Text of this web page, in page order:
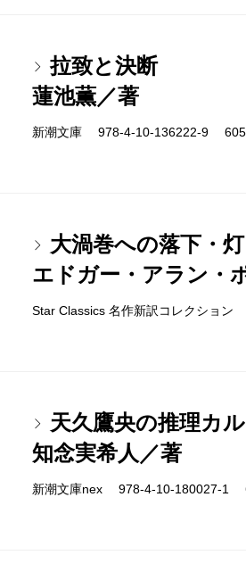
拉致と決断
蓮池薫／著
新潮文庫 978-4-10-136222-9
大渦巻への落下・
エドガー・アラン・
Star Classics 名作新訳コレクシ
天久鷹央の推理カ
知念実希人／著
新潮文庫nex 978-4-10-180027-1